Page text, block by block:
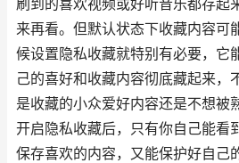
刷到的喜欢视频或好听音乐都存起
来再看。但默认状态下收藏内容可
候设置隐私收藏就特别有必要，它
己的喜好和收藏内容彻底藏起来，
是收藏的小众爱好内容还是不想被
开启隐私收藏后，只有你自己能看
保存喜欢的内容，又能保护好自己